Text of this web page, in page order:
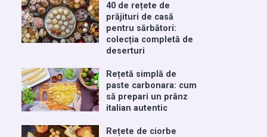
40 de rețete de
prăjituri de casă
pentru sărbători:
colecția completă de
deserturi
Rețetă simplă de
paste carbonara: cum
să prepari un prânz
italian autentic
Rețete de ciorbe